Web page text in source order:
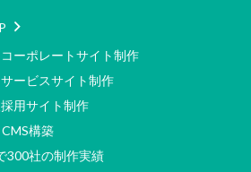
ーポレートサイト制作
ービスサイト制作
用サイト制作
構築
300社の制作実績